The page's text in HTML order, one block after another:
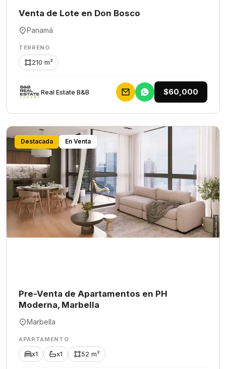
Venta de Lote en Don Bosco
Panamá
TERRENO
210 m²
Rеаl Еstаtе В&В $60,000
Destacada En Venta
Pre-Venta de Apartamentos en PH
Moderna, Marbella
Marbella
APARTAMENTO
x1 x1 52 m²